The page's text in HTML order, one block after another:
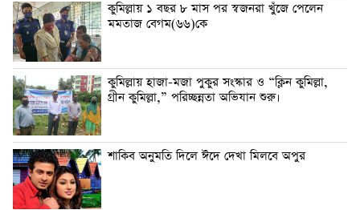
কুমিল্লায় ১ বছর ৮ মাস পর স্বজনরা খুঁজে পেলেন
মমতাজ বেগম(৬৬)কে
কুমিল্লায় হাজা-মজা পুকুর সংস্কার ও “ক্লিন কুমিল্লা,
গ্রীন কুমিল্লা,” পরিচ্ছন্নতা অভিযান শুরু।
শাকিব অনুমতি দিলে ঈদে দেখা মিলবে অপুর